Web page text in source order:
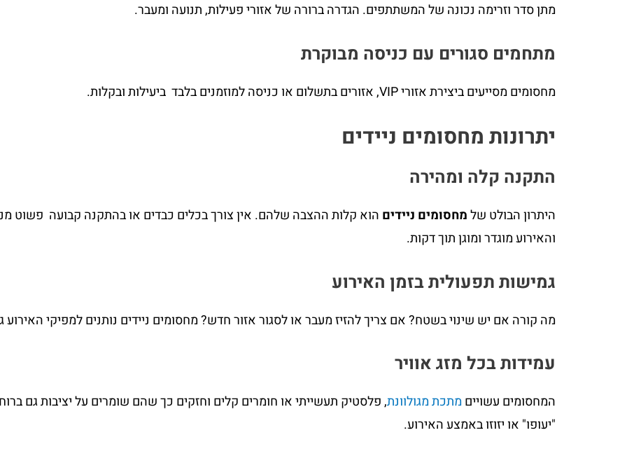
מתן סדר וזרימה נכונה של המשתתפים. הגדרה ברורה של אזורי פעילות, תנועה ומעבר.
מתחמים סגורים עם כניסה מבוקרת
מחסומים מסייעים ביצירת אזורי VIP, אזורים בתשלום או כניסה למוזמנים בלבד ביעילות ובקלות.
יתרונות מחסומים ניידים
התקנה קלה ומהירה
היתרון הבולט שלמחסומים ניידים הוא קלות ההצבה שלהם. אין צורך בכלים כבדים או בהתקנה קבועה פשוט
והאירוע מוגדר ומוגן תוך דקות.
גמישות תפעולית בזמן האירוע
מה קורה אם יש שינוי בשטח? אם צריך להזיז מעבר או לסגור אזור חדש? מחסומים ניידים נותנים למפיקי
עמידות בכל מזג אוויר
המחסומים עשויים מתכת מגולוונת, פלסטיק תעשייתי או חומרים קלים וחזקים כך שהם שומרים על יציבות גם
"יעופו" או יזוזו באמצע האירוע.